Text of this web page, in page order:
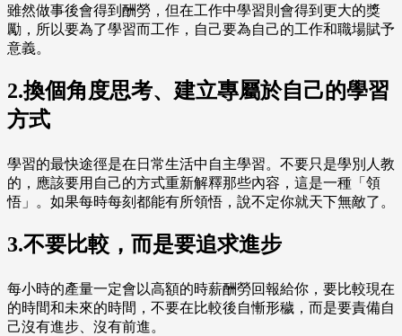
雖然做事後會得到酬勞，但在工作中學習則會得到更大的獎
勵，所以要為了學習而工作，自己要為自己的工作和職場賦予
意義。
2.換個角度思考、建立專屬於自己的學習
方式
學習的最快途徑是在日常生活中自主學習。不要只是學別人教
的，應該要用自己的方式重新解釋那些內容，這是一種「領
悟」。如果每時每刻都能有所領悟，說不定你就天下無敵了。
3.不要比較，而是要追求進步
每小時的產量一定會以高額的時薪酬勞回報給你，要比較現在
的時間和未來的時間，不要在比較後自慚形穢，而是要責備自
己沒有進步、沒有前進。